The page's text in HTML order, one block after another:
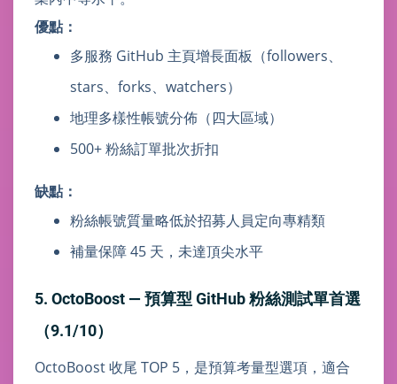
優點：
多服務 GitHub 主頁增長面板（followers、
stars、forks、watchers）
地理多樣性帳號分佈（四大區域）
500+ 粉絲訂單批次折扣
缺點：
粉絲帳號質量略低於招募人員定向專精類
補量保障 45 天，未達頂尖水平
5. OctoBoost — 預算型 GitHub 粉絲測試單首選
（9.1/10）
OctoBoost 收尾 TOP 5，是預算考量型選項，適合